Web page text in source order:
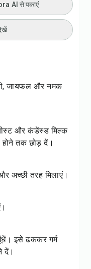
AI से पकाएं
जायफल और नमक
और कंडेंस्ड मिल्क
होने तक छोड़ दें।
अच्छी तरह मिलाएं।
इसे ढककर गर्म
दें।